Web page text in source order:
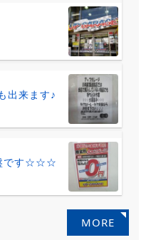
出来ます♪
です☆☆☆
MORE